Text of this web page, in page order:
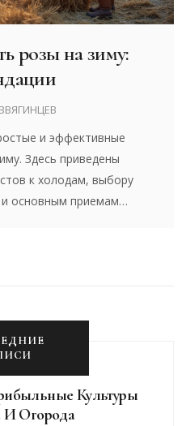
розы на зиму:
и эффективные
Здесь приведены
к холодам, выбору
основным приемам
Культуры
Огорода